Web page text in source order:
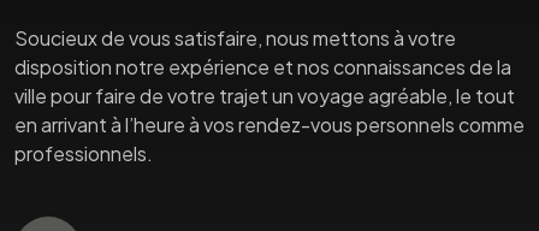
Soucieux de vous satisfaire, nous mettons à votre
disposition notre expérience et nos connaissances de la
ville pour faire de votre trajet un voyage agréable, le tout
en arrivant à l’heure à vos rendez-vous personnels comme
professionnels.